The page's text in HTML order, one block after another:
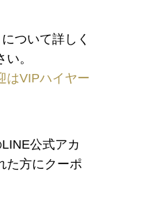
ついて詳しく
。
はVIPハイヤー
公式アカ
た方にクーポ